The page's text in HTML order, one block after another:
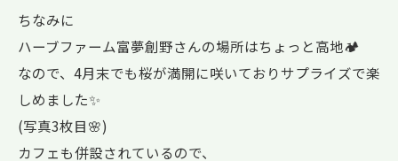
ちなみに
ハーブファーム富夢創野さんの場所はちょっと高地🏕
なので、4月末でも桜が満開に咲いておりサプライズで楽
しめました✨
(写真3枚目🌸)
カフェも併設されているので、